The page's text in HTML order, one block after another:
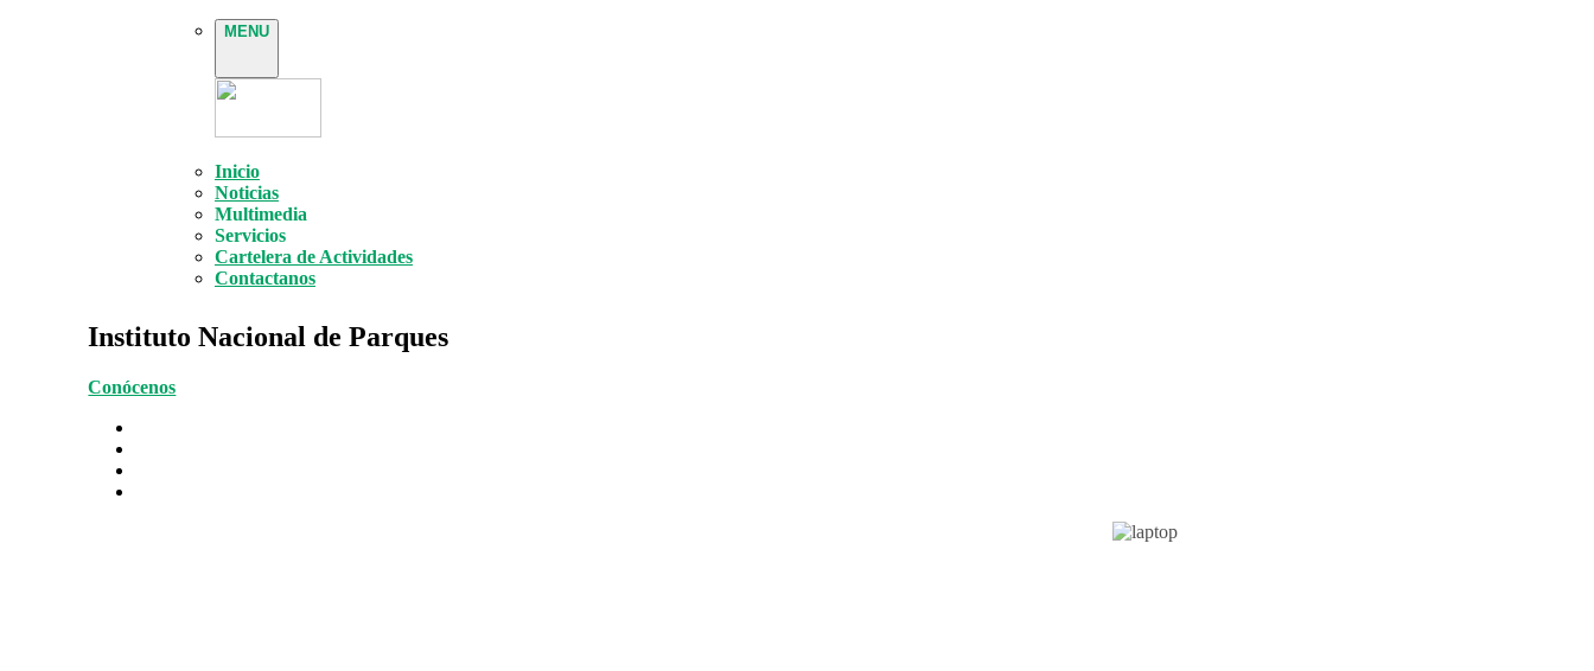
MENU
Inicio
Noticias
Multimedia
Servicios
Cartelera de Actividades
Contactanos
Instituto Nacional de Parques
Conócenos